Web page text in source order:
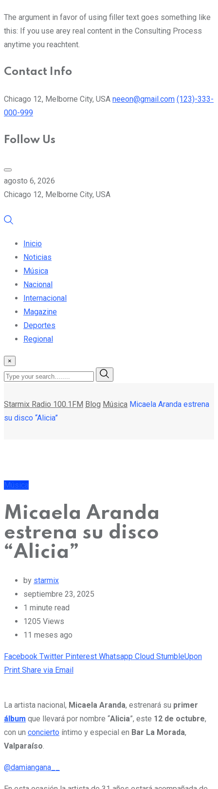
The argument in favor of using filler text goes something like
this: If you use arey real content in the Consulting Process
anytime you reachtent.
Contact Info
Chicago 12, Melborne City, USA neeon@gmail.com (123)-333-
000-999
Follow Us
agosto 6, 2026
Chicago 12, Melborne City, USA
Inicio
Noticias
Música
Nacional
Internacional
Magazine
Deportes
Regional
×
Starmix Radio 100.1FM Blog Música Micaela Aranda estrena
su disco “Alicia”
Música
Micaela Aranda
estrena su disco
“Alicia”
by starmix
septiembre 23, 2025
1 minute read
1205 Views
11 meses ago
Facebook Twitter Pinterest Whatsapp Cloud StumbleUpon
Print Share via Email
La artista nacional, Micaela Aranda, estrenará su primer
álbum que llevará por nombre “Alicia”, este 12 de octubre,
con un concierto íntimo y especial en Bar La Morada,
Valparaíso
@damiangana__